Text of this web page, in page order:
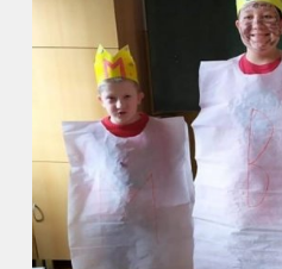
Kalendář akcí
Aktuality
Kontakty